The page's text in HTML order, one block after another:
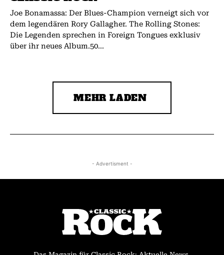
Joe Bonamassa: Der Blues-Champion verneigt sich vor
dem legendären Rory Gallagher. The Rolling Stones:
Die Legenden sprechen in Foreign Tongues exklusiv
über ihr neues Album.50...
MEHR LADEN
- Advertisment -